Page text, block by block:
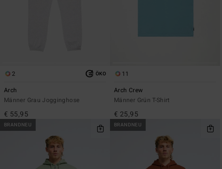
2 ÖKO
Arch
Männer Grau Jogginghose
€ 55,95
11
Arch Crew
Männer Grün T-Shirt
€ 25,95
BRANDNEU BRANDNEU